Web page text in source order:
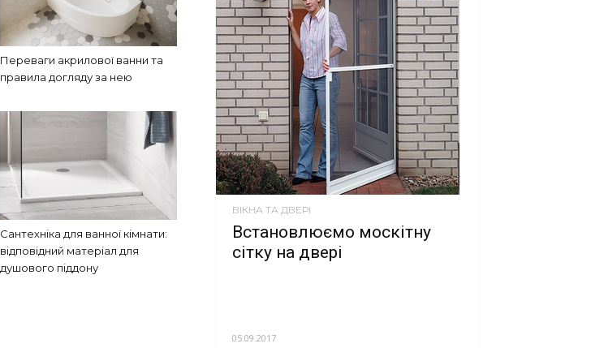
Переваги акрилової ванни та
правила догляду за нею
Сантехніка для ванної кімнати:
відповідний матеріал для
душового піддону
ВІКНА ТА ДВЕРІ
Встановлюємо москітну
сітку на двері
05.09.2017